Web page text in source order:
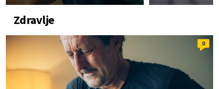
Zdravlje
0